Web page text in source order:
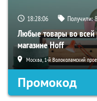
18:28:05 Получили:
Любые товары во всей
магазине Hoff
Москва, 1-й Волоколамский
Промокод